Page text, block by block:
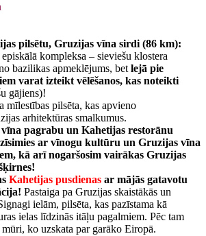
pilsētu, Gruzijas vīna sirdi (86 km):
kompleksa – sieviešu klostera
bazilikas apmeklējums, betlejā pie
varat izteikt vēlēšanos, kas noteikti
gājiens)!
mīlestības pilsēta, kas apvieno
arhitektūras smalkumus.
pagrabu un Kahetijas restorānu
ar vīnogu kultūru un Gruzijas vīna
kā arī nogaršosim vairākas Gruzijas
Kahetijas pusdienas ar mājās gatavotu
Pastaiga pa Gruzijas skaistākās un
ielām, pilsēta, kas pazīstama kā
ielas līdzinās itāļu pagalmiem. Pēc tam
ko uzskata par garāko Eiropā.